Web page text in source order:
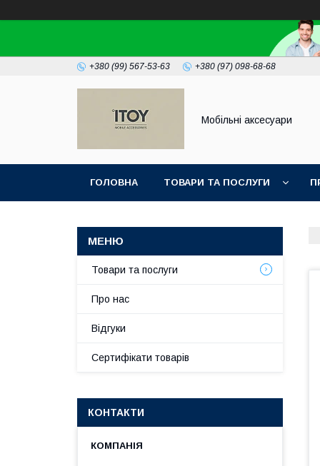
+380 (99) 567-53-63 +380 (97) 098-68-68
Мобільні аксесуари
ГОЛОВНА ТОВАРИ ТА ПОСЛУГИ
Товари та послуги
Про нас
Відгуки
Сертифікати товарів
КОНТАКТИ